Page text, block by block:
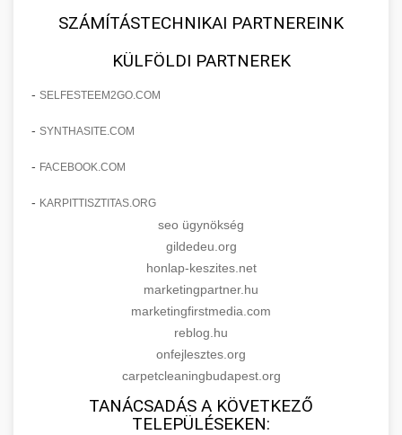
SZÁMÍTÁSTECHNIKAI PARTNEREINK
KÜLFÖLDI PARTNEREK
- SELFESTEEM2GO.COM
- SYNTHASITE.COM
- FACEBOOK.COM
- KARPITTISZTITAS.ORG
seo ügynökség
gildedeu.org
honlap-keszites.net
marketingpartner.hu
marketingfirstmedia.com
reblog.hu
onfejlesztes.org
carpetcleaningbudapest.org
TANÁCSADÁS A KÖVETKEZŐ
TELEPÜLÉSEKEN: